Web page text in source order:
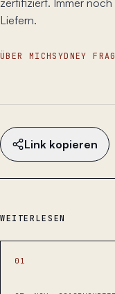
zertifiziert. Immer
Liefern.
ÜBER MICH SYDNEY
Link kopieren
WEITERLESEN
01